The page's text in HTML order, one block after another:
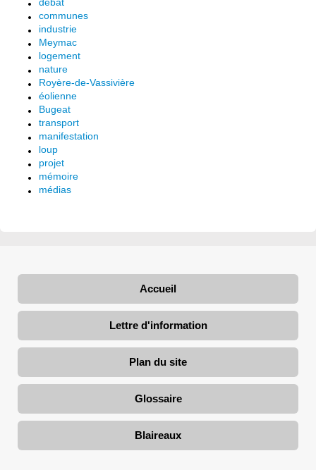
communes
industrie
Meymac
logement
nature
Royère-de-Vassivière
éolienne
Bugeat
transport
manifestation
loup
projet
mémoire
médias
Accueil
Lettre d'information
Plan du site
Glossaire
Blaireaux